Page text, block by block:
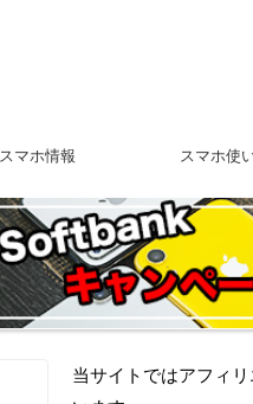
スマホ情報 スマホ使
当サイトではアフィ